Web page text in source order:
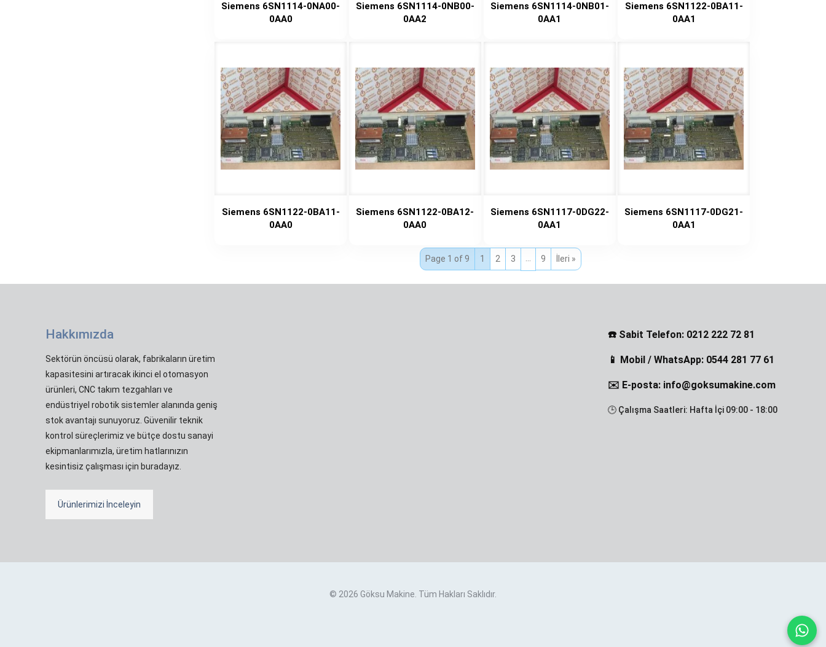
Siemens 6SN1114-0NA00-
0AA0
Siemens 6SN1114-0NB00-
0AA2
Siemens 6SN1114-0NB01-
0AA1
Siemens 6SN1122-0BA11-
0AA1
Siemens 6SN1122-0BA11-
0AA0
Siemens 6SN1122-0BA12-
0AA0
Siemens 6SN1117-0DG22-
0AA1
Siemens 6SN1117-0DG21-
0AA1
Page 1 of 9 1 2 3 9 İleri »
Hakkımızda
Sektörün öncüsü olarak, fabrikaların üretim
kapasitesini artıracak ikinci el otomasyon
ürünleri, CNC takım tezgahları ve
endüstriyel robotik sistemler alanında geniş
stok avantajı sunuyoruz. Güvenilir teknik
kontrol süreçlerimiz ve bütçe dostu sanayi
ekipmanlarımızla, üretim hatlarınızın
kesintisiz çalışması için buradayız.
Ürünlerimizi İnceleyin
☎️ Sabit Telefon: 0212 222 72 81
📱 Mobil / WhatsApp: 0544 281 77 61
✉️ E-posta: info@goksumakine.com
🕒 Çalışma Saatleri: Hafta İçi 09:00 - 18:00